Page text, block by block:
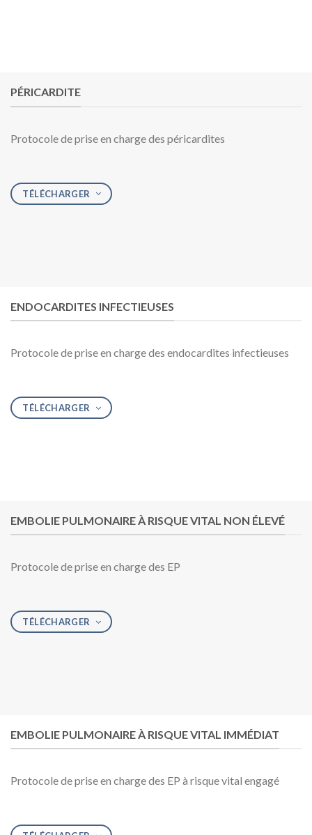
PÉRICARDITE
Protocole de prise en charge des péricardites
TÉLÉCHARGER
ENDOCARDITES INFECTIEUSES
Protocole de prise en charge des endocardites infectieuses
TÉLÉCHARGER
EMBOLIE PULMONAIRE À RISQUE VITAL NON ÉLEVÉ
Protocole de prise en charge des EP
TÉLÉCHARGER
EMBOLIE PULMONAIRE À RISQUE VITAL IMMÉDIAT
Protocole de prise en charge des EP à risque vital engagé